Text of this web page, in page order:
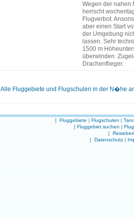
Wegen der nahen
herrscht
Flugverbot.
aber einen Start
der Umgebung
lassen. Sehr
1500 m
überwinden.
Drachenflieger.
Alle Fluggebiete und Flugschulen in der N�he
[ Fluggebiete | Flugschulen |
[ Fluggebiet suchen |
[
[ Datenschutz |